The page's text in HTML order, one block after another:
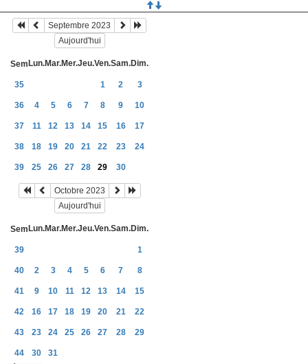
Septembre 2023
Aujourd'hui
Sem Lun.Mar.Mer.Jeu.Ven.Sam.Dim.
35 1 2 3
36 4 5 6 7 8 9 10
37 11 12 13 14 15 16 17
38 18 19 20 21 22 23 24
39 25 26 27 28 29 30
Octobre 2023
Aujourd'hui
Sem Lun.Mar.Mer.Jeu.Ven.Sam.Dim.
39 1
40 2 3 4 5 6 7 8
41 9 10 11 12 13 14 15
42 16 17 18 19 20 21 22
43 23 24 25 26 27 28 29
44 30
31